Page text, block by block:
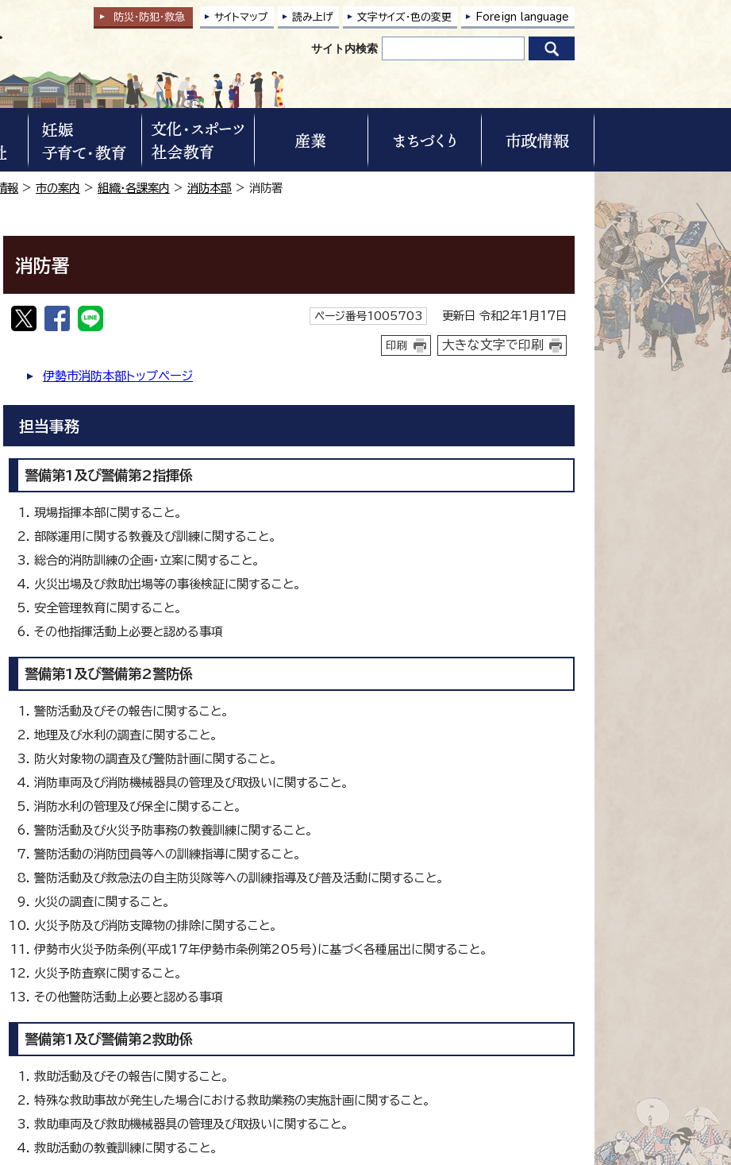
防災・防犯・救急 サイトマップ 読み上げ 文字サイズ・色の変更 Foreign language
サイト内検索
報 > 市の案内 > 組織・各課案内 > 消防本部 > 消防署
消防署
ページ番号1005703 更新日 令和2年1月17日
印刷 大きな文字で印刷
伊勢市消防本部トップページ
担当事務
警備第1及び警備第2指揮係
現場指揮本部に関すること。
部隊運用に関する教養及び訓練に関すること。
総合的消防訓練の企画・立案に関すること。
火災出場及び救助出場等の事後検証に関すること。
安全管理教育に関すること。
その他指揮活動上必要と認める事項
警備第1及び警備第2警防係
警防活動及びその報告に関すること。
地理及び水利の調査に関すること。
防火対象物の調査及び警防計画に関すること。
消防車両及び消防機械器具の管理及び取扱いに関すること。
消防水利の管理及び保全に関すること。
警防活動及び火災予防事務の教養訓練に関すること。
警防活動の消防団員等への訓練指導に関すること。
警防活動及び救急法の自主防災隊等への訓練指導及び普及活動に関すること。
火災の調査に関すること。
火災予防及び消防支障物の排除に関すること。
伊勢市火災予防条例(平成17年伊勢市条例第205号)に基づく各種届出に関すること。
火災予防査察に関すること。
その他警防活動上必要と認める事項
警備第1及び警備第2救助係
救助活動及びその報告に関すること。
特殊な救助事故が発生した場合における救助業務の実施計画に関すること。
救助車両及び救助機械器具の管理及び取扱いに関すること。
救助活動の教養訓練に関すること。